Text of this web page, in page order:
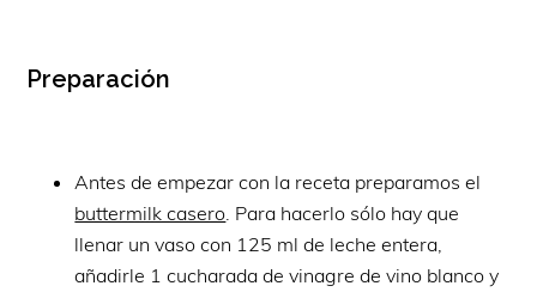
Preparación
Antes de empezar con la receta preparamos el
buttermilk casero. Para hacerlo sólo hay que
llenar un vaso con 125 ml de leche entera,
añadirle 1 cucharada de vinagre de vino blanco y